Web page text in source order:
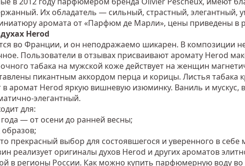
Их обладатель — сильный, страстный,
аромата от «Парфюм де Марли», цены приведены в
Herod
во Франции, и он неподражаемо шикарен. В композиции
Пользователи в отзывах присваивают аромату Herod
табака на мужской коже действует на женщин
пикантным аккордом перца и корицы. Листья табака
в аромат Herod яркую вишневую изюминку. Ваниль и
элегантный.
для:
— от осени до ранней весны;
прекрасный выбор для состоявшегося и уверенного в
реализует оригиналы духов Herod и других ароматов
в регионы России. Как можно купить парфюмерную воду